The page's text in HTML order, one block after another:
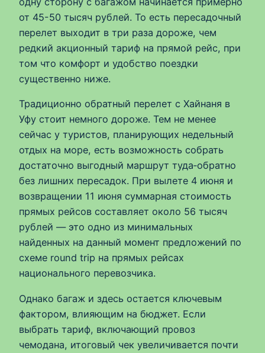
от 45-50 тысяч рублей. То есть пересадочный
перелет выходит в три раза дороже, чем
редкий акционный тариф на прямой рейс, при
том что комфорт и удобство поездки
существенно ниже.
Традиционно обратный перелет с Хайнаня в
Уфу стоит немного дороже. Тем не менее
сейчас у туристов, планирующих недельный
отдых на море, есть возможность собрать
достаточно выгодный маршрут туда‑обратно
без лишних пересадок. При вылете 4 июня и
возвращении 11 июня суммарная стоимость
прямых рейсов составляет около 56 тысяч
рублей — это одно из минимальных
найденных на данный момент предложений по
схеме round trip на прямых рейсах
национального перевозчика.
Однако багаж и здесь остается ключевым
фактором, влияющим на бюджет. Если
выбрать тариф, включающий провоз
чемодана, итоговый чек увеличивается почти